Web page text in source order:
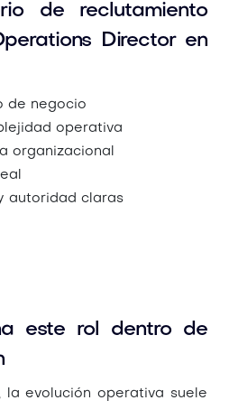
de reclutamiento
Director en
de negocio
operativa
organizacional
autoridad claras
este rol dentro de
la evolución operativa suele